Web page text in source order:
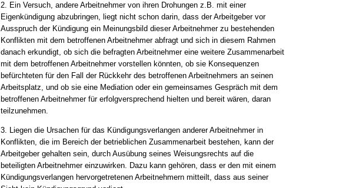
2. Ein Versuch, andere Arbeitnehmer von ihren Drohungen z.B. mit einer
Eigenkündigung abzubringen, liegt nicht schon darin, dass der Arbeitgeber vor
Ausspruch der Kündigung ein Meinungsbild dieser Arbeitnehmer zu bestehenden
Konflikten mit dem betroffenen Arbeitnehmer abfragt und sich in diesem Rahmen
danach erkundigt, ob sich die befragten Arbeitnehmer eine weitere Zusammenarbeit
mit dem betroffenen Arbeitnehmer vorstellen könnten, ob sie Konsequenzen
befürchteten für den Fall der Rückkehr des betroffenen Arbeitnehmers an seinen
Arbeitsplatz, und ob sie eine Mediation oder ein gemeinsames Gespräch mit dem
betroffenen Arbeitnehmer für erfolgversprechend hielten und bereit wären, daran
teilzunehmen.
3. Liegen die Ursachen für das Kündigungsverlangen anderer Arbeitnehmer in
Konflikten, die im Bereich der betrieblichen Zusammenarbeit bestehen, kann der
Arbeitgeber gehalten sein, durch Ausübung seines Weisungsrechts auf die
beteiligten Arbeitnehmer einzuwirken. Dazu kann gehören, dass er den mit einem
Kündigungsverlangen hervorgetretenen Arbeitnehmern mitteilt, dass aus seiner